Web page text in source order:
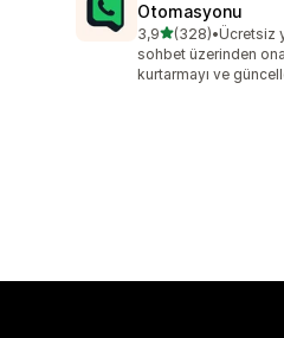
Otomasyonu
3,95 yıldız üzerinden
(328)
toplam 328•Ücretsiz
sohbet üzerinden
kurtarmayı ve